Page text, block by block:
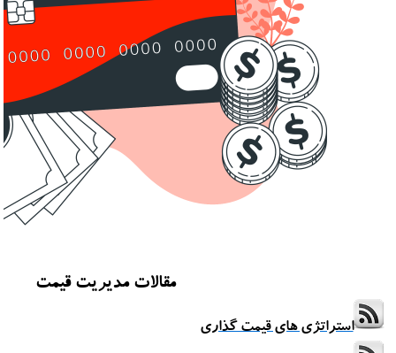
مقالات مدیریت قیمت
استراتژی های قیمت گذاری